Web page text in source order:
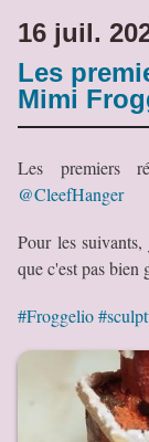
16 juil.
Les
Mimi
Les premiers
@CleefHanger
Pour les
que c'est pas bien
#Froggelio